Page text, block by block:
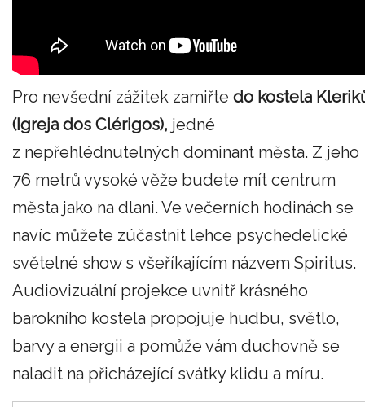
Pro nevšední zážitek zamiřte do kostela
(Igreja dos Clérigos), jedné
z nepřehlédnutelných dominant města. Z jeho
76 metrů vysoké věže budete mít centrum
města jako na dlani. Ve večerních hodinách se
navíc můžete zúčastnit lehce psychedelické
světelné show s všeříkajícím názvem Spiritus.
Audiovizuální projekce uvnitř krásného
barokního kostela propojuje hudbu, světlo,
barvy a energii a pomůže vám duchovně se
naladit na přicházející svátky klidu a míru.